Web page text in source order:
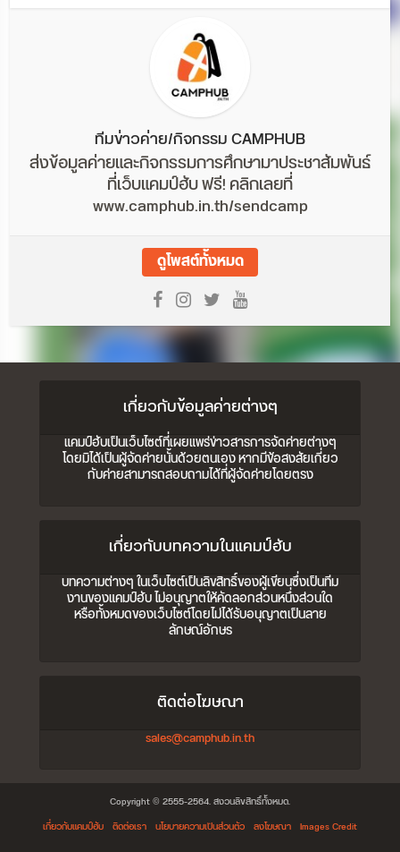
ทีมข่าวค่าย/กิจกรรม CAMPHUB
ส่งข้อมูลค่ายและกิจกรรมการศึกษามาประชาสัมพันธ์
ที่เว็บแคมป์ฮับ ฟรี! คลิกเลยที่
www.camphub.in.th/sendcamp
ดูโพสต์ทั้งหมด
เกี่ยวกับข้อมูลค่ายต่างๆ
แคมป์ฮับเป็นเว็บไซต์ที่เผยแพร่ข่าวสารการจัดค่ายต่างๆ
โดยมิได้เป็นผู้จัดค่ายนั้นด้วยตนเอง หากมีข้อสงสัยเกี่ยว
กับค่ายสามารถสอบถามได้ที่ผู้จัดค่ายโดยตรง
เกี่ยวกับบทความในแคมป์ฮับ
บทความต่างๆ ในเว็บไซต์เป็นลิขสิทธิ์ของผู้เขียนซึ่งเป็นทีม
งานของแคมป์ฮับ ไม่อนุญาตให้คัดลอกส่วนหนึ่งส่วนใด
หรือทั้งหมดของเว็บไซต์โดยไม่ได้รับอนุญาตเป็นลาย
ลักษณ์อักษร
ติดต่อโฆษณา
sales@camphub.in.th
Copyright © 2555-2564. สงวนลิขสิทธิ์ทั้งหมด.
เกี่ยวกับแคมป์ฮับ ติดต่อเรา นโยบายความเป็นส่วนตัว ลงโฆษณา Images Credit